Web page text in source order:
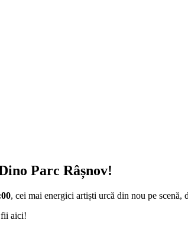
Parc Râșnov!
, cei mai energici artiști urcă din nou pe
fii aici!